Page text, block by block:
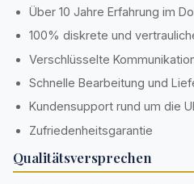
Über 10 Jahre Erfahrung im
100% diskrete und
Verschlüsselte
Schnelle Bearbeitung und
Kundensupport rund um die
Zufriedenheitsgarantie
Qualitätsversprechen